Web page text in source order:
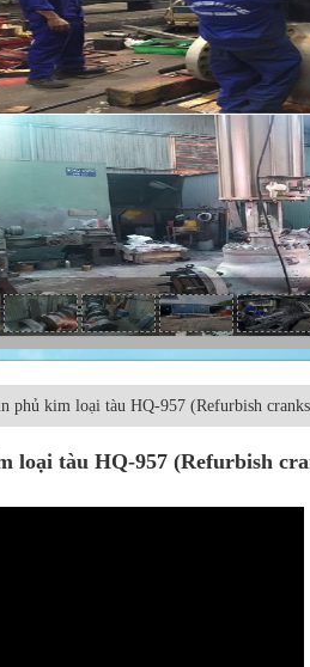
phủ kim loại tàu HQ-957 (Refurbish
loại tàu HQ-957 (Refurbish